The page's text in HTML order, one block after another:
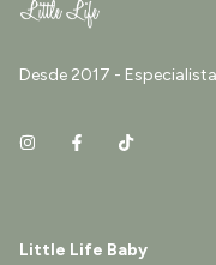
Desde 2017 -
Little Life Baby